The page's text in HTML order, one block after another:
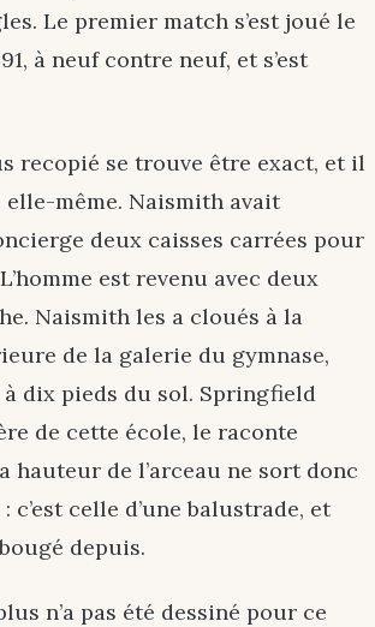
Le premier match s’est joué le
à neuf contre neuf, et s’est
recopié se trouve être exact, et il
elle-même. Naismith avait
deux caisses carrées pour
est revenu avec deux
Naismith les a cloués à la
de la galerie du gymnase,
dix pieds du sol. Springfield
de cette école, le raconte
hauteur de l’arceau ne sort donc
c’est celle d’une balustrade, et
depuis.
n’a pas été dessiné pour ce